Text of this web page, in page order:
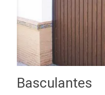
Basculantes